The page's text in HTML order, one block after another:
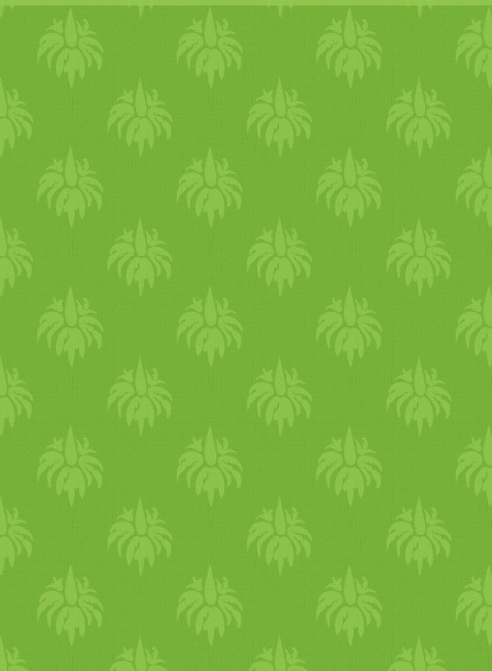
használt bögre 250 ml-es.)
össze az epreket a
el főzni, alk
almanként
takarékra a lángot és
Keverjük bele a chia
magot
percig, amíg besűrűsödik.
keverjük jól el és töltsük
két hétig áll el hűtőben
Mi egyből teszteltük: natúr
rizs szeletre mandula vajat
Hajaj! Új kedvencreggeli a